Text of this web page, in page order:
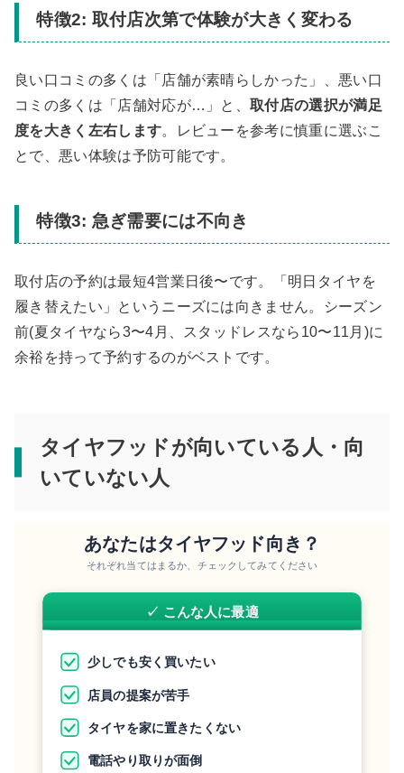
特徴2: 取付店次第で体験が大きく変わる
良い口コミの多くは「店舗が素晴らしかった」、悪い口
コミの多くは「店舗対応が…」と、取付店の選択が満足
度を大きく左右します。レビューを参考に慎重に選ぶこ
とで、悪い体験は予防可能です。
特徴3: 急ぎ需要には不向き
取付店の予約は最短4営業日後〜です。「明日タイヤを
履き替えたい」というニーズには向きません。シーズン
前(夏タイヤなら3〜4月、スタッドレスなら10〜11月)に
余裕を持って予約するのがベストです。
タイヤフッドが向いている人・向
いていない人
あなたはタイヤフッド向き？
それぞれ当てはまるか、チェックしてみてください
✓ こんな人に最適
少しでも安く買いたい
店員の提案が苦手
タイヤを家に置きたくない
電話やり取りが面倒